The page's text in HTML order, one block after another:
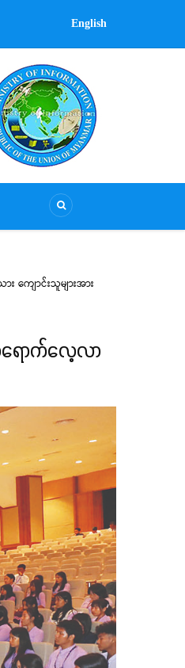
English
ျောင်းသူများအား
ောက်လေ့လာ